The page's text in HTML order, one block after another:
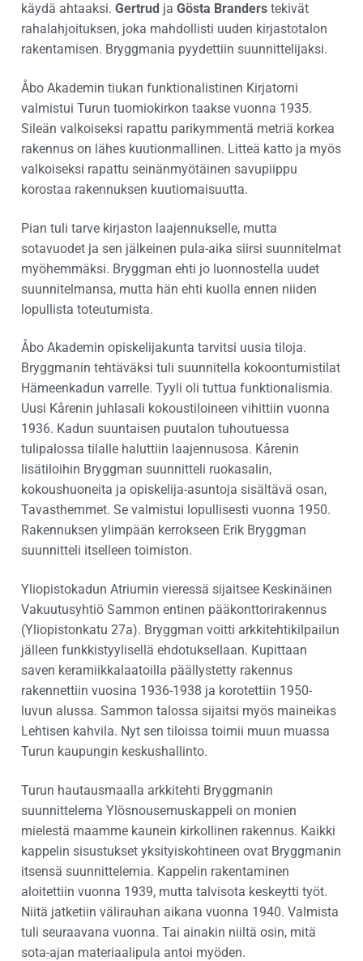
käydä ahtaaksi. Gertrud ja Gösta Branders tekivät
rahalahjoituksen, joka mahdollisti uuden kirjastotalon
rakentamisen. Bryggmania pyydettiin suunnittelijaksi.
Åbo Akademin tiukan funktionalistinen Kirjatorni
valmistui Turun tuomiokirkon taakse vuonna 1935.
Sileän valkoiseksi rapattu parikymmentä metriä korkea
rakennus on lähes kuutionmallinen. Litteä katto ja myös
valkoiseksi rapattu seinänmyötäinen savupiippu
korostaa rakennuksen kuutiomaisuutta.
Pian tuli tarve kirjaston laajennukselle, mutta
sotavuodet ja sen jälkeinen pula-aika siirsi suunnitelmat
myöhemmäksi. Bryggman ehti jo luonnostella uudet
suunnitelmansa, mutta hän ehti kuolla ennen niiden
lopullista toteutumista.
Åbo Akademin opiskelijakunta tarvitsi uusia tiloja.
Bryggmanin tehtäväksi tuli suunnitella kokoontumistilat
Hämeenkadun varrelle. Tyyli oli tuttua funktionalismia.
Uusi Kårenin juhlasali kokoustiloineen vihittiin vuonna
1936. Kadun suuntaisen puutalon tuhoutuessa
tulipalossa tilalle haluttiin laajennusosa. Kårenin
lisätiloihin Bryggman suunnitteli ruokasalin,
kokoushuoneita ja opiskelija-asuntoja sisältävä osan,
Tavasthemmet. Se valmistui lopullisesti vuonna 1950.
Rakennuksen ylimpään kerrokseen Erik Bryggman
suunnitteli itselleen toimiston.
Yliopistokadun Atriumin vieressä sijaitsee Keskinäinen
Vakuutusyhtiö Sammon entinen pääkonttorirakennus
(Yliopistonkatu 27a). Bryggman voitti arkkitehtikilpailun
jälleen funkkistyylisellä ehdotuksellaan. Kupittaan
saven keramiikkalaatoilla päällystetty rakennus
rakennettiin vuosina 1936-1938 ja korotettiin 1950-
luvun alussa. Sammon talossa sijaitsi myös maineikas
Lehtisen kahvila. Nyt sen tiloissa toimii muun muassa
Turun kaupungin keskushallinto.
Turun hautausmaalla arkkitehti Bryggmanin
suunnittelema Ylösnousemuskappeli on monien
mielestä maamme kaunein kirkollinen rakennus. Kaikki
kappelin sisustukset yksityiskohtineen ovat Bryggmanin
itsensä suunnittelemia. Kappelin rakentaminen
aloitettiin vuonna 1939, mutta talvisota keskeytti työt.
Niitä jatketiin välirauhan aikana vuonna 1940. Valmista
tuli seuraavana vuonna. Tai ainakin niiltä osin, mitä
sota-ajan materiaalipula antoi myöden.